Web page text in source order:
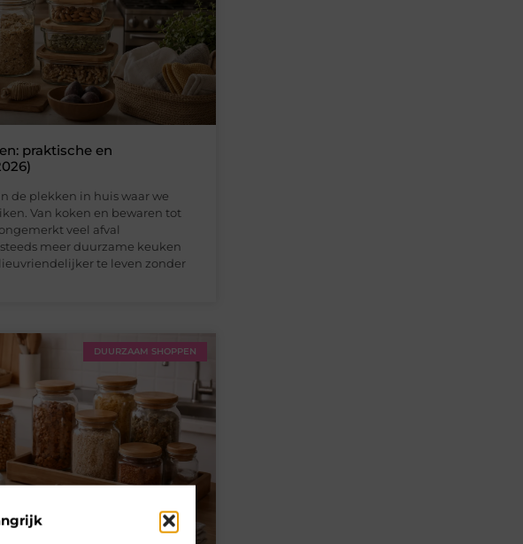
praktische en
de plekken in huis waar we
Van koken en bewaren tot
veel afval
meer duurzame keuken
te leven zonder
DUURZAAM SHOPPEN